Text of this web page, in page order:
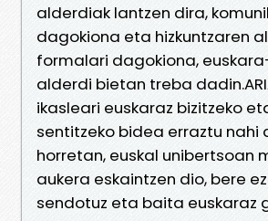
alderdiak lantzen dira,
dagokiona eta hizkuntzaren
formalari dagokiona,
alderdi bietan treba
ikasleari euskaraz bizitzeko
sentitzeko bidea erraztu nahi
horretan, euskal unibertsoan
aukera eskaintzen dio, bere
sendotuz eta baita euskaraz